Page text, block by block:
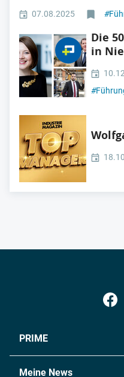
07.08.2025 #
Die
in
#
PRIME
Meine News